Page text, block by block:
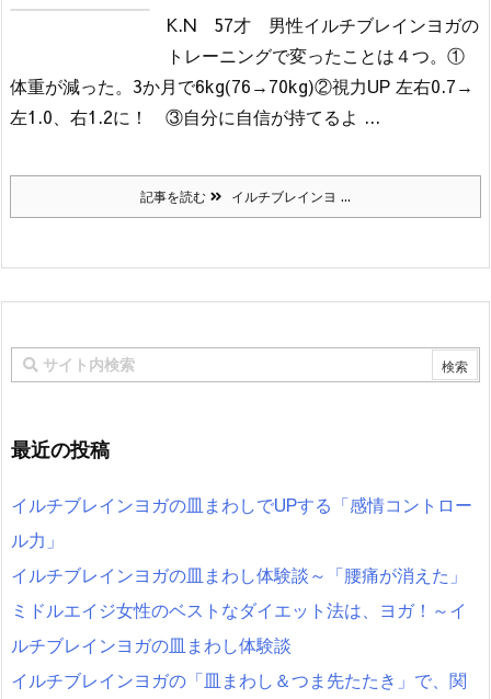
K.N 57才 男性イルチブレインヨガの
トレーニングで変ったことは４つ。 ①
体重が減った。3か月で6kg(76→70kg)②視力UP 左右0.7→
左1.0、右1.2に！ ③自分に自信が持てるよ ...
記事を読む イルチブレインヨ ...
最近の投稿
イルチブレインヨガの皿まわしでUPする「感情コントロー
ル力」
イルチブレインヨガの皿まわし体験談～「腰痛が消えた」
ミドルエイジ女性のベストなダイエット法は、ヨガ！～イ
ルチブレインヨガの皿まわし体験談
イルチブレインヨガの「皿まわし＆つま先たたき」で、関